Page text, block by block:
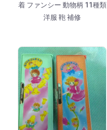
着 ファンシー 動物柄 11種類
洋服 鞄 補修